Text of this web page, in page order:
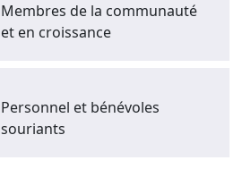
Membres de la communauté
et en croissance
Personnel et bénévoles
souriants